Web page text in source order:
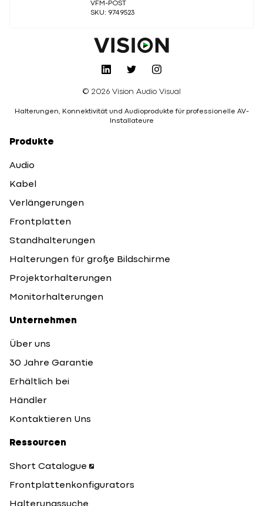
VFM-POST
SKU: 9749523
© 2026 Vision Audio Visual
Halterungen, Konnektivität und Audioprodukte für professionelle AV-
Installateure
Produkte
Audio
Kabel
Verlängerungen
Frontplatten
Standhalterungen
Halterungen für große Bildschirme
Projektorhalterungen
Monitorhalterungen
Unternehmen
Über uns
30 Jahre Garantie
Erhältlich bei
Händler
Kontaktieren Uns
Ressourcen
Short Catalogue
Frontplattenkonfigurators